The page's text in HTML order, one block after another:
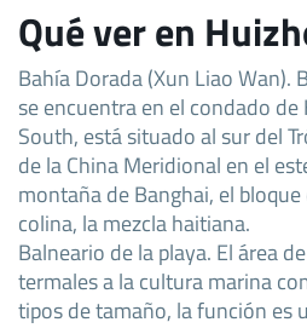
Qué ver en
Bahía Dorada (Xun Liao Wan).
se encuentra en el condado
South, está situado al sur del
de la China Meridional en el
montaña de Banghai, el
colina, la mezcla haitiana.
Balneario de la playa. El área
termales a la cultura marina
tipos de tamaño, la función es